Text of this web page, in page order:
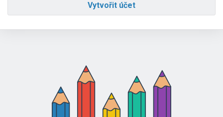
Vytvořit účet